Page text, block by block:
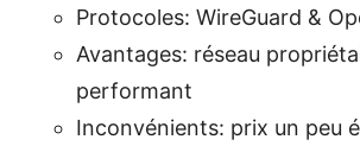
Protocoles: WireGuard &
Avantages: réseau
performant
Inconvénients: prix un peu